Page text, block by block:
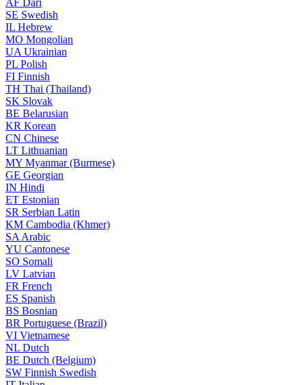
AF Dari
SE Swedish
IL Hebrew
MO Mongolian
UA Ukrainian
PL Polish
FI Finnish
TH Thai (Thailand)
SK Slovak
BE Belarusian
KR Korean
CN Chinese
LT Lithuanian
MY Myanmar (Burmese)
GE Georgian
IN Hindi
ET Estonian
SR Serbian Latin
KM Cambodia (Khmer)
SA Arabic
YU Cantonese
SO Somali
LV Latvian
FR French
ES Spanish
BS Bosnian
BR Portuguese (Brazil)
VI Vietnamese
NL Dutch
BE Dutch (Belgium)
SW Finnish Swedish